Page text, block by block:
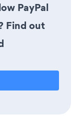
PayPal
Find out